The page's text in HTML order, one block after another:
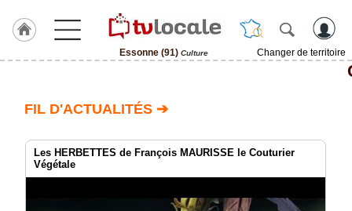
Essonne (91) Culture
Changer de territoire
Essonne
FIL D'ACTUALITÉS ➔
Les HERBETTES de François MAURISSE le Couturier
Végétale